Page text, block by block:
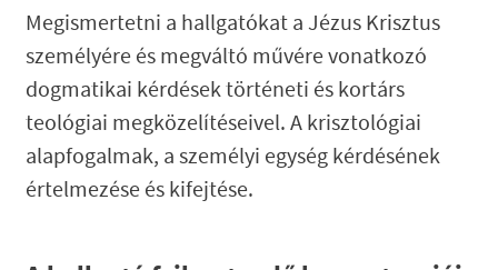
Megismertetni a hallgatókat a Jézus Krisztus
személyére és megváltó művére vonatkozó
dogmatikai kérdések történeti és kortárs
teológiai megközelítéseivel. A krisztológiai
alapfogalmak, a személyi egység kérdésének
értelmezése és kifejtése.